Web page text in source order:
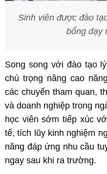
Sinh viên được đào
bổng dạy
Song song với đào tạo
chú trọng nâng cao
các chuyến tham quan,
và doanh nghiệp trong
học viên sớm tiếp xúc
tế, tích lũy kinh nghiệm
năng đáp ứng nhu cầu
ngay sau khi ra trường.